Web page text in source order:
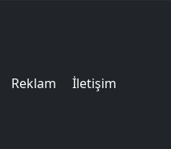
Reklam
İletişim